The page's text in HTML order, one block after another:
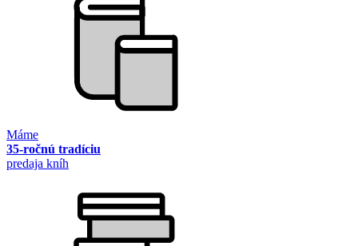
Máme
35-ročnú tradíciu
predaja kníh